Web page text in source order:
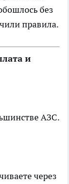
без
правила.
и
АЗС.
через